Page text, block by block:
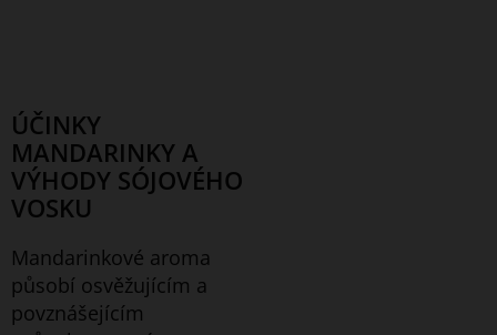
ÚČINKY
MANDARINKY A
VÝHODY SÓJOVÉHO
VOSKU
Mandarinkové aroma
působí osvěžujícím a
povznášejícím